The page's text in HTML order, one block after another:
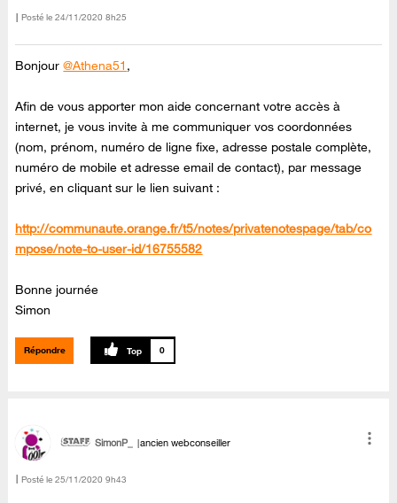
Posté le ‎24/11/2020 8h25
Bonjour@Athena51 ,
Afin de vous apporter mon aide concernant votre accès à
internet, je vous invite à me communiquer vos coordonnées
(nom, prénom, numéro de ligne fixe, adresse postale complète,
numéro de mobile et adresse email de contact), par message
privé, en cliquant sur le lien suivant :
http://communaute.orange.fr/t5/notes/privatenotespage/tab/co
mpose/note-to-user-id/16755582
Bonne journée
Simon
Répondre 0
SimonP_ ancien webconseiller
Posté le ‎25/11/2020 9h43